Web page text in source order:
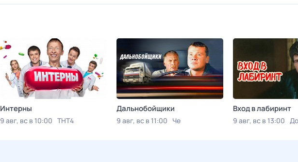
Интерны
9 авг, вс в 10:00 ТНТ4
Дальнобойщики
9 авг, вс в 11:00 Че
Вход в лабиринт
9 авг, вс в 13:00